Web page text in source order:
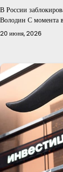
В России
Володин С момента
20 июня, 2026